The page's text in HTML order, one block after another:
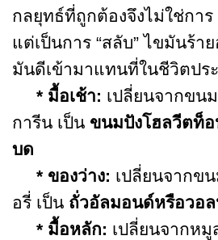
กลยุทธ์ที่ถูกต้องจึงไม่ใช่การ
แต่เป็นการ “สลับ” ไขมันร้า
มันดีเข้ามาแทนที่ในชีวิตปร
* มื้อเช้า: เปลี่ยนจากขน
การีน เป็น ขนมปังโฮลวีตท็
บด
* ของว่าง: เปลี่ยนจากขน
อรี่ เป็น ถั่วอัลมอนด์หรือวอ
* มื้อหลัก: เปลี่ยนจากห